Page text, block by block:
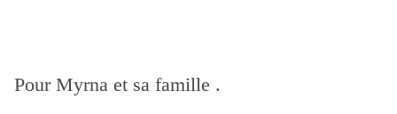
Pour Myrna et sa famille .